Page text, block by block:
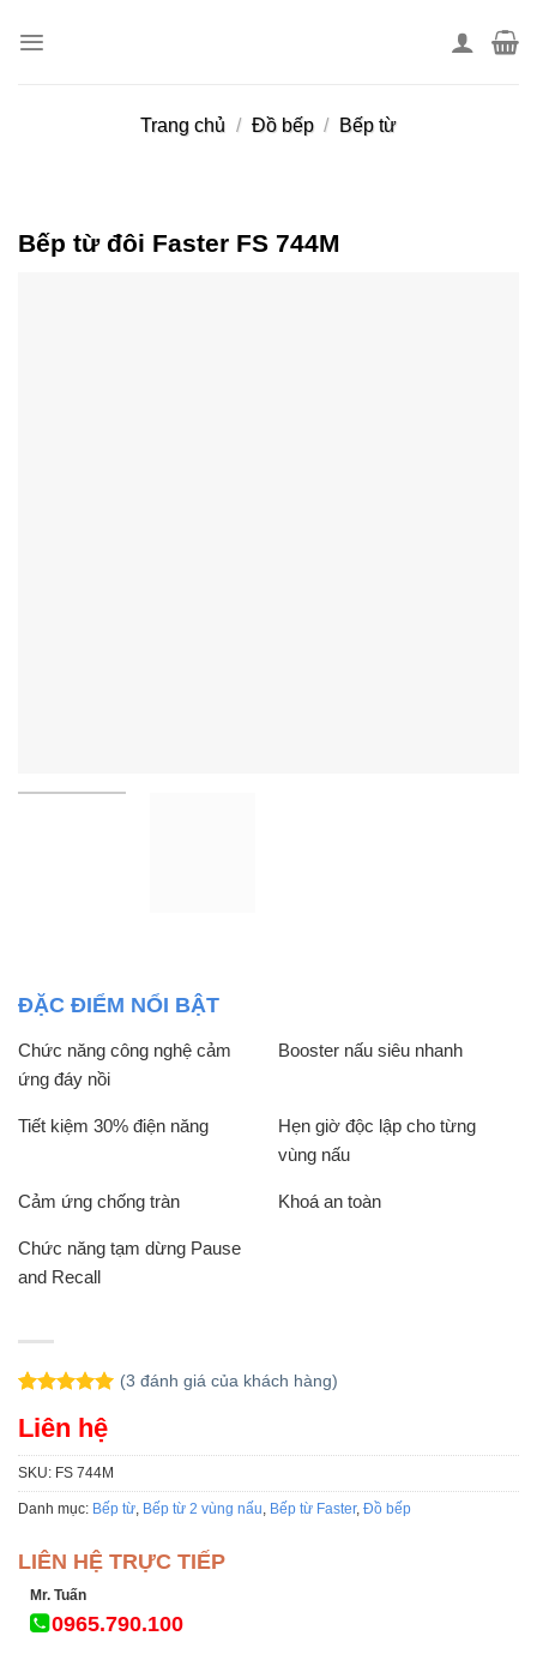
Trang chủ / Đồ bếp / Bếp từ
Bếp từ đôi Faster FS 744M
ĐẶC ĐIỂM NỔI BẬT
Chức năng công nghệ cảm
ứng đáy nồi
Booster nấu siêu nhanh
Tiết kiệm 30% điện năng
Hẹn giờ độc lập cho từng
vùng nấu
Cảm ứng chống tràn Khoá an toàn
Chức năng tạm dừng Pause
and Recall
dựa trên
(3 đánh giá của khách hàng)
Liên hệ
SKU: FS 744M
Danh mục: Bếp từ, Bếp từ 2 vùng nấu, Bếp từ Faster, Đồ bếp
LIÊN HỆ TRỰC TIẾP
Mr. Tuấn
0965.790.100